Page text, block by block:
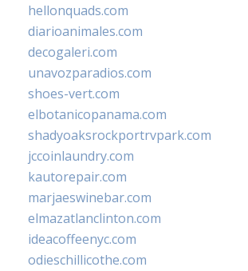
hellonquads.com
diarioanimales.com
decogaleri.com
unavozparadios.com
shoes-vert.com
elbotanicopanama.com
shadyoaksrockportrvpark.com
jccoinlaundry.com
kautorepair.com
marjaeswinebar.com
elmazatlanclinton.com
ideacoffeenyc.com
odieschillicothe.com